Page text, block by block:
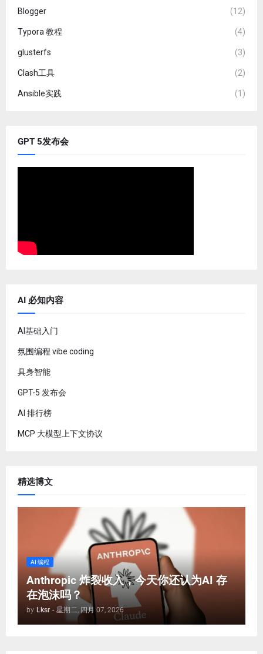
Blogger (12)
Typora 教程 (4)
glusterfs (3)
Clash工具 (2)
Ansible实践 (1)
GPT 5发布会
AI 必知内容
AI基础入门
氛围编程 vibe coding
具身智能
GPT-5 发布会
AI 排行榜
MCP 大模型上下文协议
精选博文
AI 编程
Anthropic 炸裂收入，今天你还认为AI 存
在泡沫吗？
by Lksr - 星期二, 四月 07, 2026